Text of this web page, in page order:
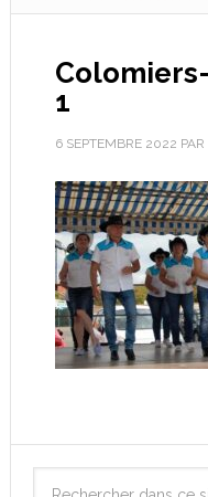
1
6 SEPTEMBRE 2022 PAR